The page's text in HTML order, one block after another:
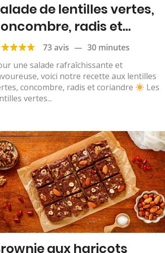
de lentilles vertes,
radis et
73 avis — 30 minutes
une salade rafraîchissante et
voici notre recette aux lentilles
concombre, radis et coriandre
Les
vertes...
aux haricots